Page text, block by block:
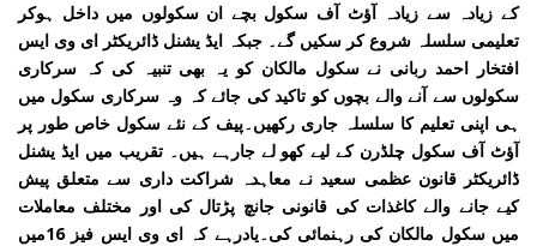
کے زیادہ سے زیادہ آؤٹ آف سکول بچے ان سکولوں میں داخل ہوکر
تعلیمی سلسلہ شروع کر سکیں گے۔ جبکہ ایڈ یشنل ڈائریکٹر ای وی ایس
افتخار احمد ربانی نے سکول مالکان کو یہ بھی تنبیہ کی کہ سرکاری
سکولوں سے آنے والے بچوں کو تاکید کی جائے کہ وہ سرکاری سکول میں
ہی اپنی تعلیم کا سلسلہ جاری رکھیں۔پیف کے نئے سکول خاص طور پر
آؤٹ آف سکول چلڈرن کے لیے کھو لے جارہے ہیں۔ تقریب میں ایڈ یشنل
ڈائریکٹر قانون عظمی سعید نے معاہدہ شراکت داری سے متعلق پیش
کیے جانے والے کاغذات کی قانونی جانچ پڑتال کی اور مختلف معاملات
میں سکول مالکان کی رہنمائی کی۔یادرہے کہ ای وی ایس فیز 16میں